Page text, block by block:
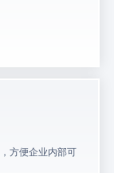
方便企业内部可